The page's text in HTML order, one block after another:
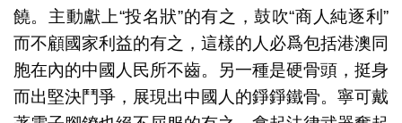
饒。主動獻上“投名狀”的有之，鼓吹“商人純逐利”
而不顧國家利益的有之，這樣的人必爲包括港澳同
胞在內的中國人民所不齒。另一種是硬骨頭，挺身
而出堅決鬥爭，展現出中國人的錚錚鐵骨。寧可戴